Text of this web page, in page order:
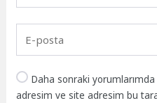
Daha sonraki yorumlarımda
adresim ve site adresim bu